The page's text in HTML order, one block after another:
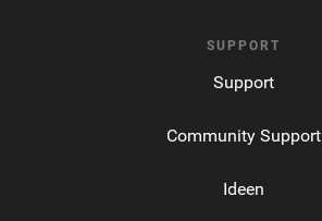
SUPPORT
Support
Community Support
Ideen